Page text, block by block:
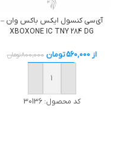
آی‌سی کنسول ایکس باکس وان –
XBOXONE IC TNY 284 DG
از560,000تومان 800,000تومان
خرید
کد محصول:30136